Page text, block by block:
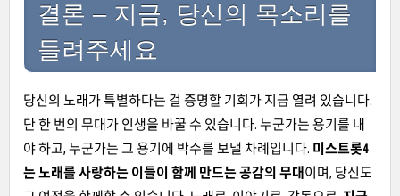
결론 – 지금, 당신의 목소리를
들려주세요
당신의 노래가 특별하다는 걸 증명할 기회가 지금 열려 있습니다.
단 한 번의 무대가 인생을 바꿀 수 있습니다. 누군가는 용기를 내
야 하고, 누군가는 그 용기에 박수를 보낼 차례입니다. 미스트롯4
는 노래를 사랑하는 이들이 함께 만드는 공감의 무대 이며, 당신도